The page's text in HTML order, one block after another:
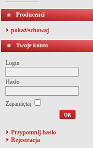
Producenci
pokaż/schowaj
Twoje konto
Login
Hasło
Zapamiętaj
Przypomnij hasło
Rejestracja